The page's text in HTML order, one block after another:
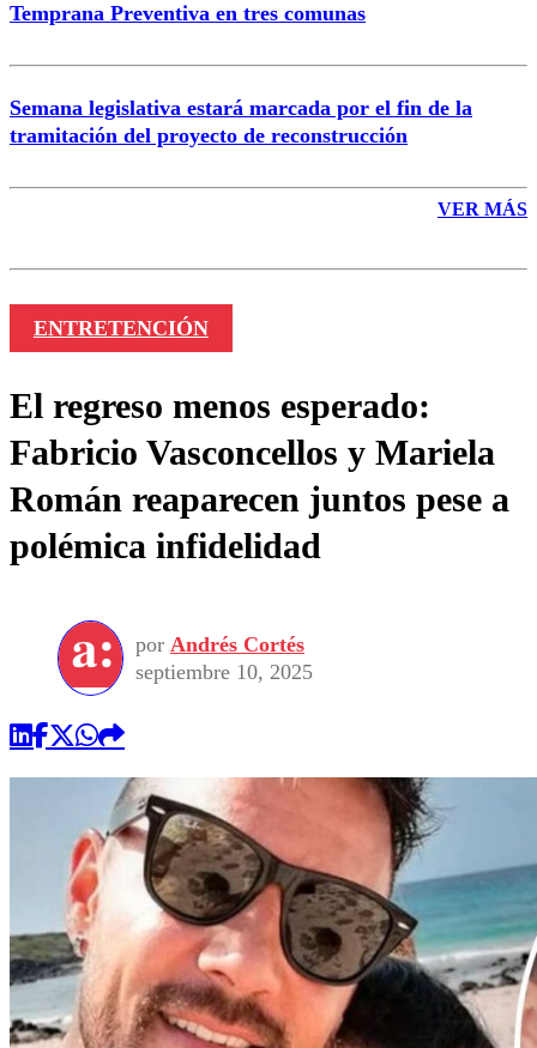
Temprana Preventiva en tres comunas
Semana legislativa estará marcada por el fin de la
tramitación del proyecto de reconstrucción
VER MÁS
ENTRETENCIÓN
El regreso menos esperado:
Fabricio Vasconcellos y Mariela
Román reaparecen juntos pese a
polémica infidelidad
por Andrés Cortés
septiembre 10, 2025